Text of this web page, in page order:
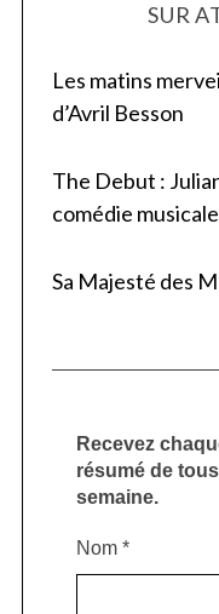
SUR
Les matins
d’Avril Besson
The Debut :
comédie musicale
Sa Majesté des
Recevez
résumé de
semaine.
Nom *